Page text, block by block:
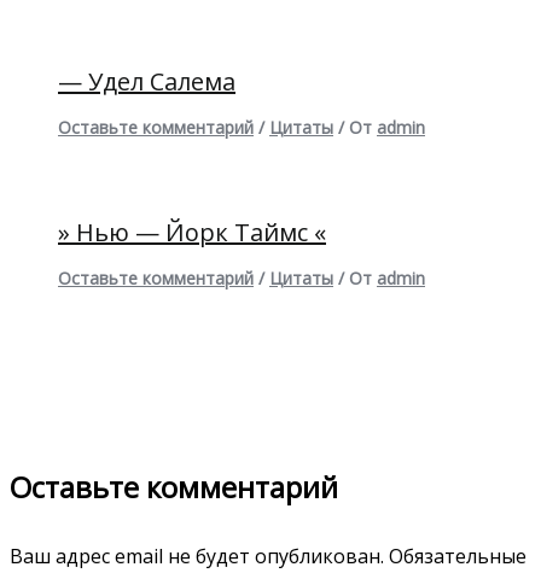
— Удел Салема
Оставьте комментарий / Цитаты / От admin
» Нью — Йорк Таймс «
Оставьте комментарий / Цитаты / От admin
Оставьте комментарий
Ваш адрес email не будет опубликован. Обязательные